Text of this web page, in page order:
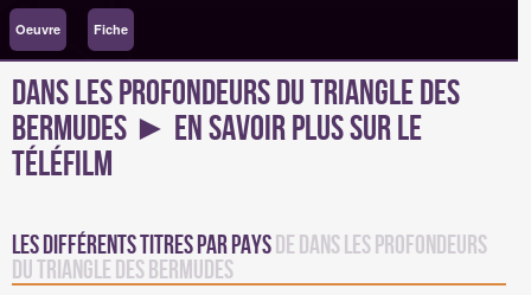
Oeuvre Fiche
Dans les profondeurs du triangle des
Bermudes ► En Savoir Plus sur le
téléfilm
Les différents titres par paysde Dans les profondeurs
du triangle des Bermudes